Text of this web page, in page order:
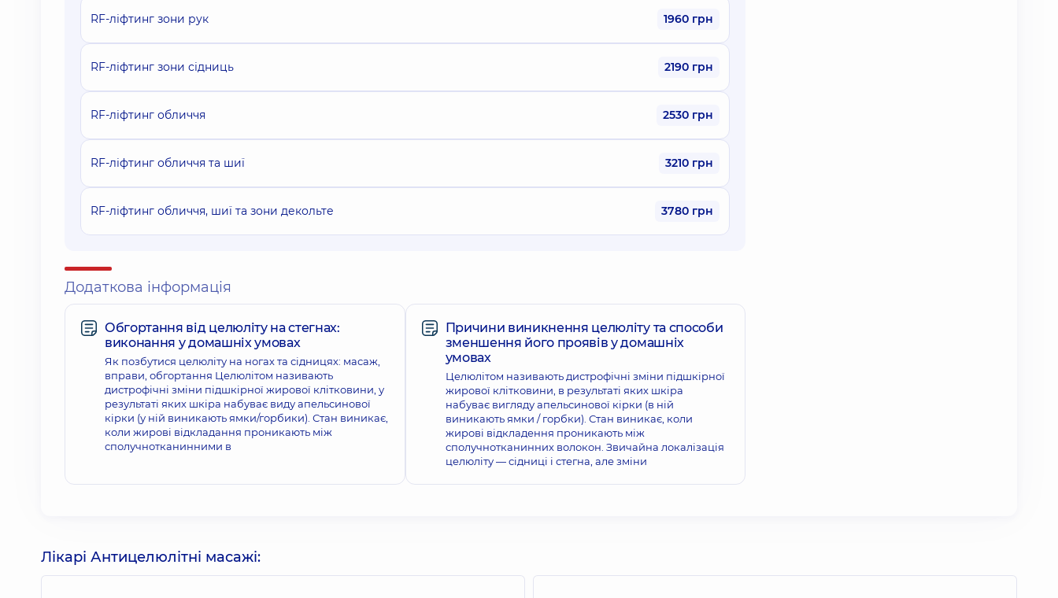
RF-ліфтинг зони рук 1960 грн
RF-ліфтинг зони сідниць 2190 грн
RF-ліфтинг обличчя 2530 грн
RF-ліфтинг обличчя та шиї 3210 грн
RF-ліфтинг обличчя, шиї та зони декольте 3780 грн
Додаткова інформація
Обгортання від целюліту на стегнах:
виконання у домашніх умовах
Як позбутися целюліту на ногах та сідницях: масаж,
вправи, обгортання Целюлітом називають
дистрофічні зміни підшкірної жирової клітковини, у
результаті яких шкіра набуває виду апельсинової
кірки (у ній виникають ямки/горбики). Стан виникає,
коли жирові відкладання проникають між
сполучнотканинними в
Причини виникнення целюліту та способи
зменшення його проявів у домашніх
умовах
Целюлітом називають дистрофічні зміни підшкірної
жирової клітковини, в результаті яких шкіра
набуває вигляду апельсинової кірки (в ній
виникають ямки / горбки). Стан виникає, коли
жирові відкладення проникають між
сполучнотканинних волокон. Звичайна локалізація
целюліту ― сідниці і стегна, але зміни
Лікарі Антицелюлітні масажі: